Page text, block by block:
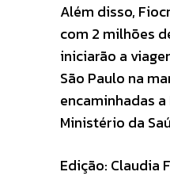
Além disso,
com 2 milhões
iniciarão a
São Paulo na
encaminhadas
Ministério da
Edição: Claudia